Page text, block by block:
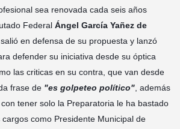
sea renovada cada seis años
Federal Ángel García Yañez de
en defensa de su propuesta y lanzó
defender su iniciativa desde su óptica
las criticas en su contra, que van desde
frase de "es golpeteo político", además
tener solo la Preparatoria le ha bastado
como Presidente Municipal de